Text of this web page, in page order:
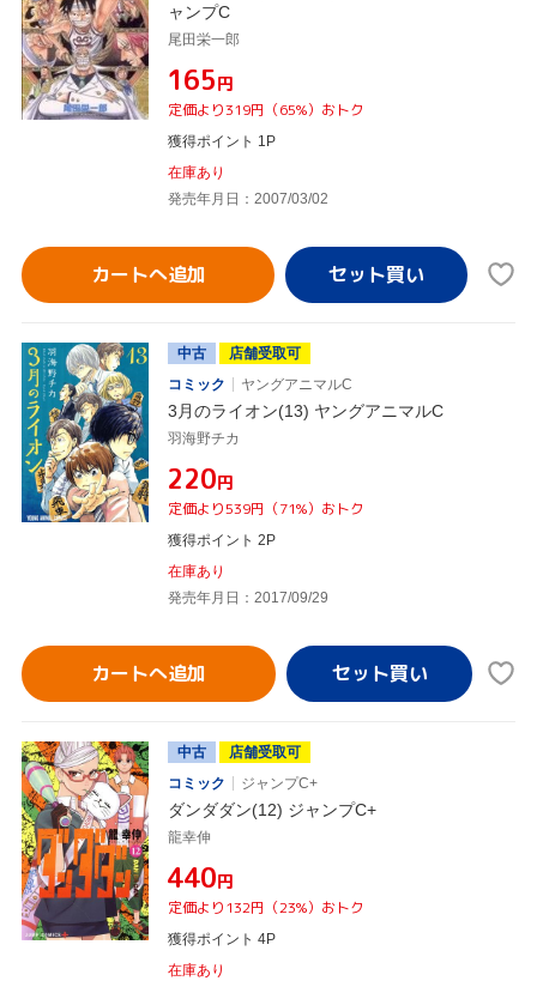
ャンプC
尾田栄一郎
¥165円
定価より319円（65%）おトク
獲得ポイント 1P
在庫あり
発売年月日：2007/03/02
カートへ追加
中古
店舗受取可
コミック
ヤングアニマルC
3月のライオン(13) ヤングアニマルC
羽海野チカ
¥220円
定価より539円（71%）おトク
獲得ポイント 2P
在庫あり
発売年月日：2017/09/29
カートへ追加
中古
店舗受取可
コミック
ジャンプC+
ダンダダン(12) ジャンプC+
龍幸伸
¥440円
定価より132円（23%）おトク
獲得ポイント 4P
在庫あり